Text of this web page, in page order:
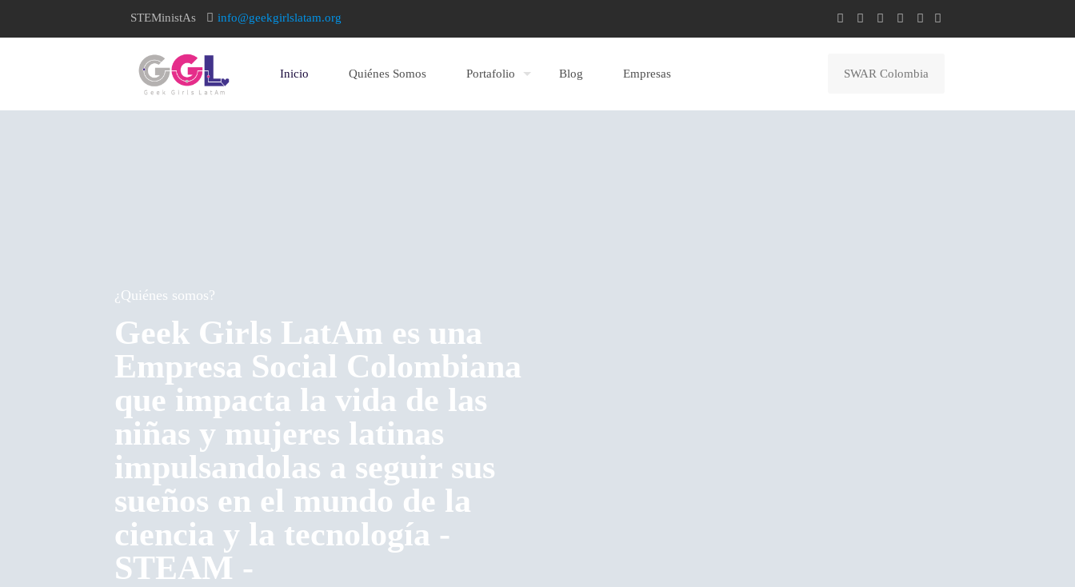
STEMinistAs info@geekgirlslatam.org
Inicio Quiénes Somos Portafolio Blog Empresas SWAR Colombia
¿Quiénes somos?
Geek Girls LatAm es una
Empresa Social Colombiana
que impacta la vida de las
niñas y mujeres latinas
impulsandolas a seguir sus
sueños en el mundo de la
ciencia y la tecnología -
STEAM -